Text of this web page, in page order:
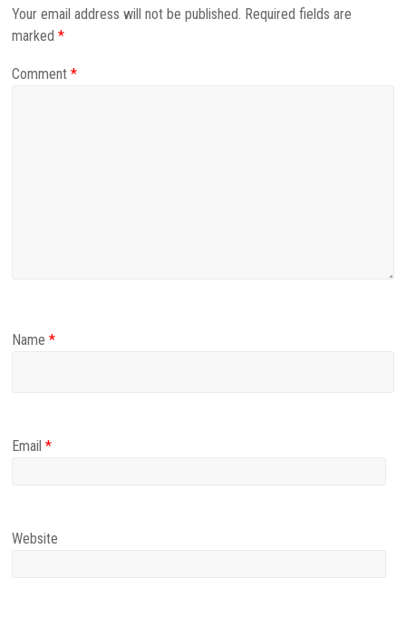
Your email address will not be published. Required fields are
marked*
Comment*
Name*
Email*
Website